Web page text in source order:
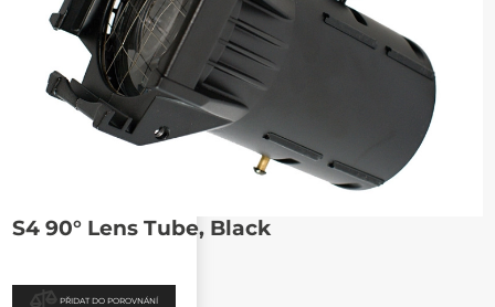
S4 90° Lens Tube, Black
PŘIDAT DO POROVNÁNÍ